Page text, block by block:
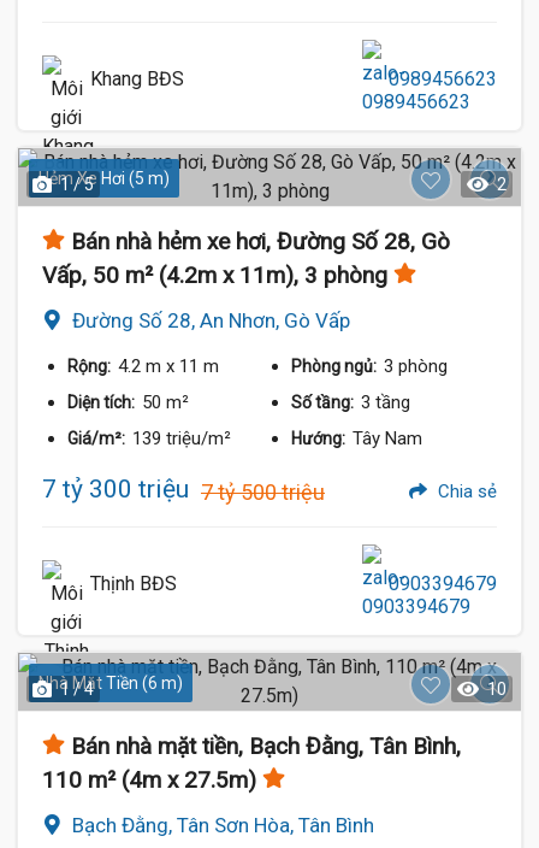
Khang BĐS 0989456623
Hẻm Xe Hơi (5 m)
1 / 5 2
Bán nhà hẻm xe hơi, Đường Số 28, Gò
Vấp, 50 m² (4.2m x 11m), 3 phòng
Đường Số 28, An Nhơn, Gò Vấp
Rộng: 4.2 m x 11 m Phòng ngủ: 3 phòng
Diện tích: 50 m² Số tầng: 3 tầng
Giá/m²: 139 triệu/m² Hướng: Tây Nam
7 tỷ 300 triệu 7 tỷ 500 triệu Chia sẻ
Thịnh BĐS 0903394679
Nhà Mặt Tiền (6 m)
1 / 4 10
Bán nhà mặt tiền, Bạch Đằng, Tân Bình,
110 m² (4m x 27.5m)
Bạch Đằng, Tân Sơn Hòa, Tân Bình